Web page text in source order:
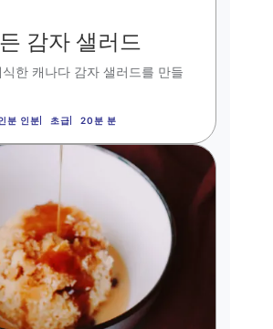
감자 샐러드
한 캐나다 감자 샐러드를 만들
분 인분 초급 20분 분